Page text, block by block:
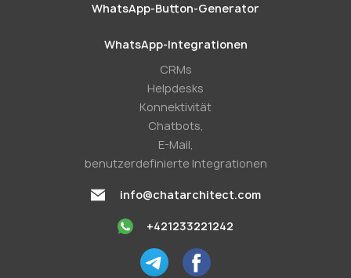
WhatsApp-Button-Generator
WhatsApp-Integrationen
CRMs
Helpdesks
Konnektivität
Chatbots,
E-Mail,
benutzerdefinierte Integrationen
info@chatarchitect.com
+421233221242